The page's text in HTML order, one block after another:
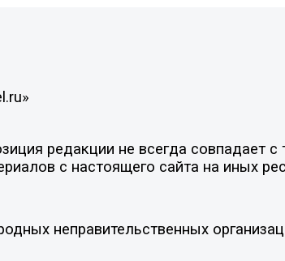
редакции не всегда совпадает с
с настоящего сайта на иных
неправительственных